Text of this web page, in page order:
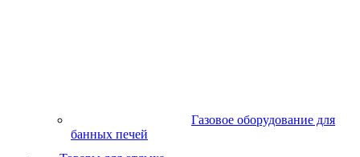
Газовое оборудование для
банных печей